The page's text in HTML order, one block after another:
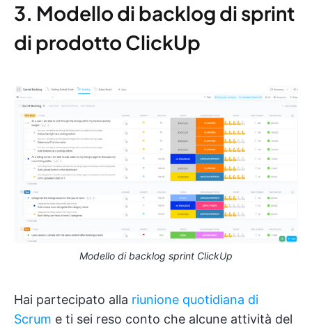
3. Modello di backlog di sprint
di prodotto ClickUp
Modello di backlog sprint ClickUp
Hai partecipato alla riunione quotidiana di
Scrum e ti sei reso conto che alcune attività del